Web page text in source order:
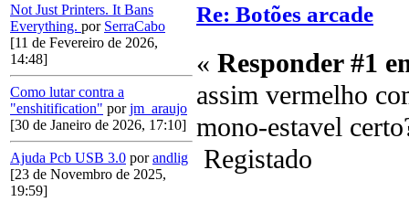
Not Just Printers. It Bans
Everything. por SerraCabo
[11 de Fevereiro de 2026,
14:48]
Como lutar contra a
"enshitification" porjm_araujo
[30 de Janeiro de 2026, 17:10]
Ajuda Pcb USB 3.0 porandlig
[23 de Novembro de 2025,
19:59]
Re: Botões arcade
« Responder #1
assim vermelho
mono-estavel
Registado